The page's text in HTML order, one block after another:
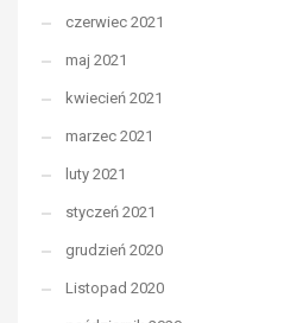
czerwiec 2021
maj 2021
kwiecień 2021
marzec 2021
luty 2021
styczeń 2021
grudzień 2020
Listopad 2020